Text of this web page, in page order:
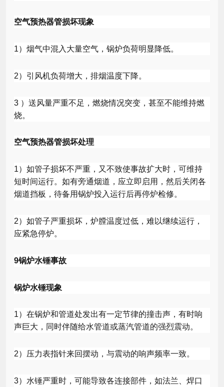
空气预热器管损坏现象
1）烟气中混入大量空气，锅炉负荷明显降低。
2）引风机负荷增大，排烟温度下降。
3 ）送风量严重不足，燃烧情况突变，甚至不能维持燃
烧。
空气预热器管损坏处理
1）如管子损坏不严重，又不致使事故扩大时，可维持
短时间运行。如有旁通烟道，应立即启用，然后关闭各
烟道挡板，待备用锅炉投入运行后再停炉检修。
2）如管子严重损坏，炉膛温度过低，难以继续运行，
应紧急停炉。
9锅炉水锤事故
锅炉水锤现象
1）在锅炉和管道处发出有一定节律的撞击声，有时响
声巨大，同时伴随给水管道或蒸汽管道的强烈震动。
2）压力表指针来回摆动，与震动的响声频率一致。
3）水锤严重时，可能导致各连接部件，如法兰、焊口